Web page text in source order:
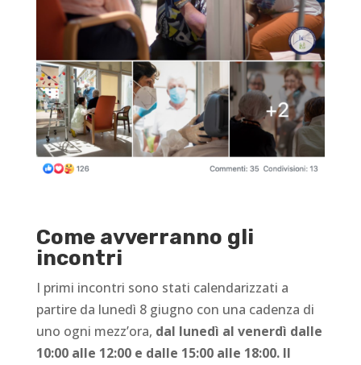
Come avverranno gli
incontri
I primi incontri sono stati calendarizzati a
partire da lunedì 8 giugno con una cadenza di
uno ogni mezz’ora, dal lunedì al venerdì dalle
10:00 alle 12:00 e dalle 15:00 alle 18:00. Il